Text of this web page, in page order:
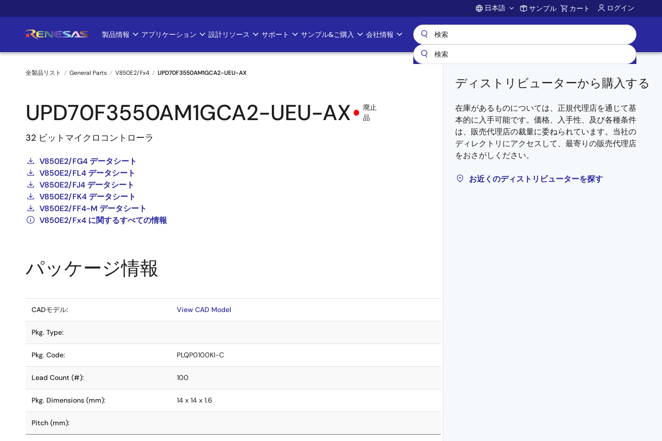
イ
ン
Account
日本語 サンプル カート ログイン
Main
navigation
製品情報 アプリケーション 設計リソース サポート サンプル&ご購入 会社情報
ン
く
ず
全製品リスト General Parts V850E2/Fx4 UPD70F3550AM1GCA2-UEU-AX
UPD70F3550AM1GCA2-UEU-AX
廃止
品
32 ビットマイクロコントローラ
V850E2/FG4 データシート
V850E2/FL4 データシート
V850E2/FJ4 データシート
V850E2/FK4 データシート
V850E2/FF4-M データシート
V850E2/Fx4 に関するすべての情報
ディストリビューターから購入する
在庫があるものについては、正規代理店を通じて基
本的に入手可能です。価格、入手性、及び各種条件
は、販売代理店の裁量に委ねられています。当社の
ディレクトリにアクセスして、最寄りの販売代理店
をおさがしください。
お近くのディストリビューターを探す
パッケージ情報
CADモデル: View CAD Model
Pkg. Type:
Pkg. Code: PLQP0100KI-C
Lead Count (#): 100
Pkg. Dimensions (mm): 14 x 14 x 1.6
Pitch (mm):